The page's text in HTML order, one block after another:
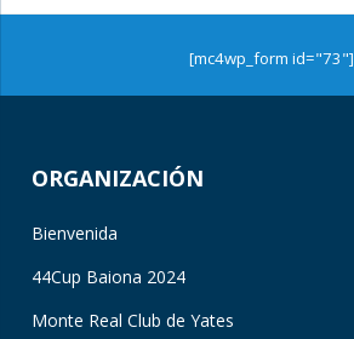
[mc4wp_form id="73"]
ORGANIZACIÓN
Bienvenida
44Cup Baiona 2024
Monte Real Club de Yates